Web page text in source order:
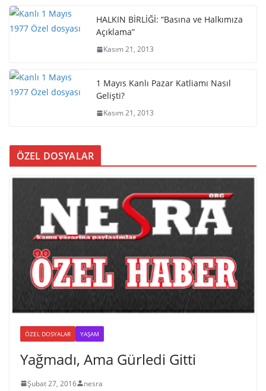
HALKIN BİRLİĞİ: “Basına ve Halkımıza
Açıklama”
Kasım 21, 2013
1 Mayıs Kanlı Pazar Katliamı Nasıl
Gelişti?
Kasım 21, 2013
ÖZEL DOSYALAR
ÖZEL DOSYALAR YAŞAM
Yağmadı, Ama Gürledi Gitti
Şubat 27, 2016 nesra